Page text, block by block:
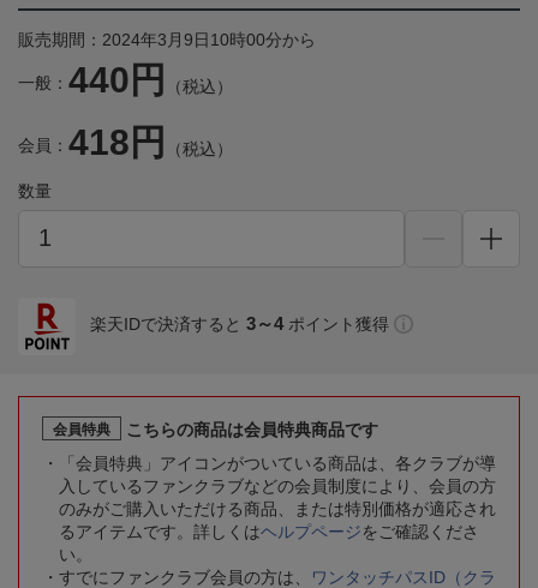
販売期間：2024年3月9日10時00分から
一般： 440円 （税込）
会員： 418円 （税込）
数量
楽天IDで決済すると 3～4 ポイント獲得
会員特典
こちらの商品は会員特典商品です
「会員特典」アイコンがついている商品は、各クラブが導
入しているファンクラブなどの会員制度により、会員の方
のみがご購入いただける商品、または特別価格が適応され
るアイテムです。詳しくはヘルプページをご確認くださ
い。
すでにファンクラブ会員の方は、
ワンタッチパスID（クラ